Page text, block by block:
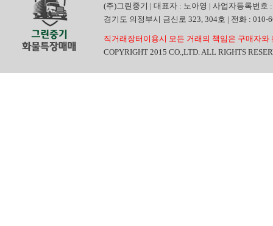
(주)그린중기 | 대표자 : 노아영 | 사업자등록번호
경기도 의정부시 금신로 323, 304호 | 전화 :
직거래장터이용시 모든 거래의 책임은 구매자
COPYRIGHT 2015 CO.,LTD. ALL RIGHTS